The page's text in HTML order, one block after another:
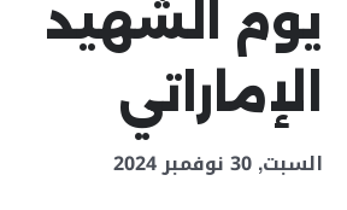
يوم الشهيد
الإماراتي
السبت, 30 نوفمبر 2024